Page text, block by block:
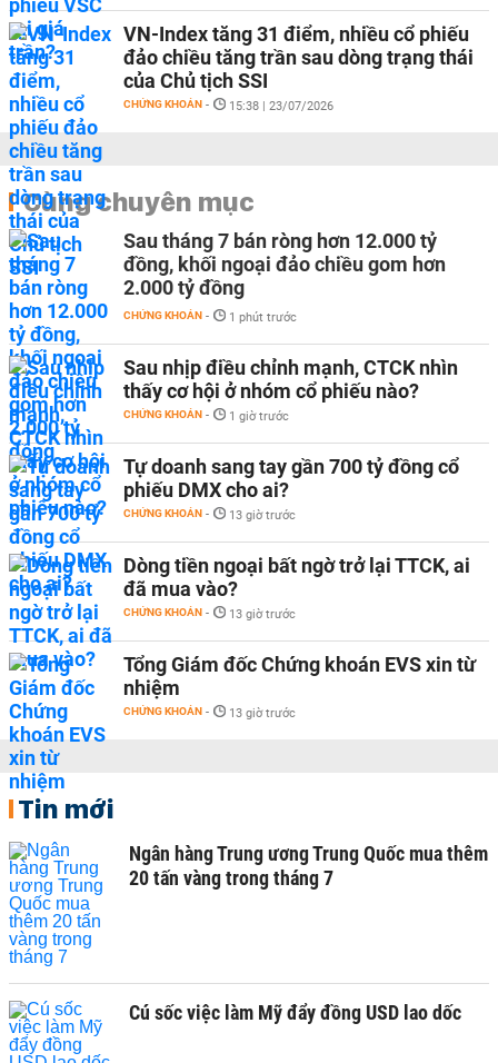
VN-Index tăng 31 điểm, nhiều cổ phiếu
đảo chiều tăng trần sau dòng trạng thái
của Chủ tịch SSI
CHỨNG KHOÁN - 15:38 | 23/07/2026
Cùng chuyên mục
Sau tháng 7 bán ròng hơn 12.000 tỷ
đồng, khối ngoại đảo chiều gom hơn
2.000 tỷ đồng
CHỨNG KHOÁN - 1 phút trước
Sau nhịp điều chỉnh mạnh, CTCK nhìn
thấy cơ hội ở nhóm cổ phiếu nào?
CHỨNG KHOÁN - 1 giờ trước
Tự doanh sang tay gần 700 tỷ đồng cổ
phiếu DMX cho ai?
CHỨNG KHOÁN - 13 giờ trước
Dòng tiền ngoại bất ngờ trở lại TTCK, ai
đã mua vào?
CHỨNG KHOÁN - 13 giờ trước
Tổng Giám đốc Chứng khoán EVS xin từ
nhiệm
CHỨNG KHOÁN - 13 giờ trước
Tin mới
Ngân hàng Trung ương Trung Quốc mua thêm
20 tấn vàng trong tháng 7
Cú sốc việc làm Mỹ đẩy đồng USD lao dốc